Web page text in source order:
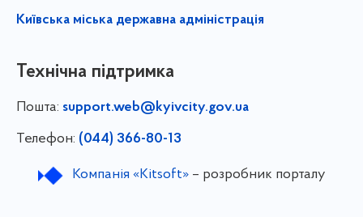
Київська міська державна адміністрація
Технічна підтримка
Пошта: support.web@kyivcity.gov.ua
Телефон: (044) 366-80-13
Компанія «Kitsoft»– розробник порталу